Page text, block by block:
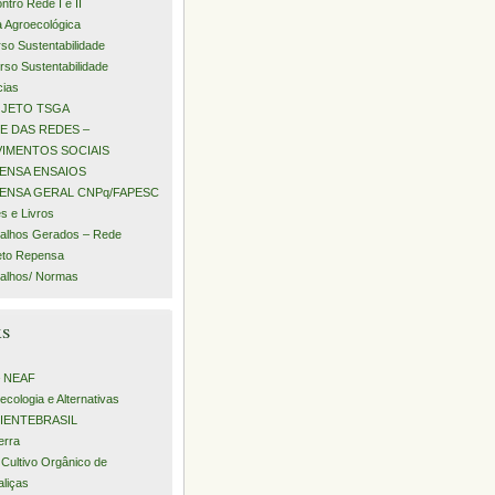
Rede I e II
Agroecológica
Sustentabilidade
Sustentabilidade
TSGA
DAS REDES –
SOCIAIS
ENSAIOS
GERAL CNPq/FAPESC
e Livros
Gerados – Rede
Repensa
Normas
NEAF
e Alternativas
Orgânico de